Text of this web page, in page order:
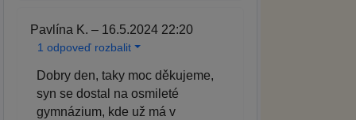
Pavlína K. – 16.5.2024 22:20
1 odpoveď rozbalit
Dobry den, taky moc děkujeme,
syn se dostal na osmileté
gymnázium, kde už má v